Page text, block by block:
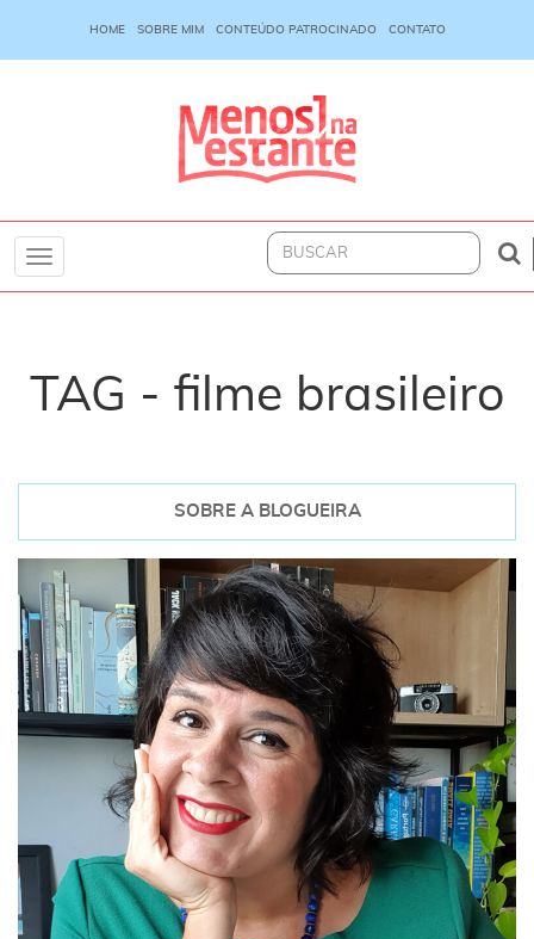
HOME SOBRE MIM CONTEÚDO PATROCINADO CONTATO
Toggle
TAG - filme brasileiro
SOBRE A BLOGUEIRA